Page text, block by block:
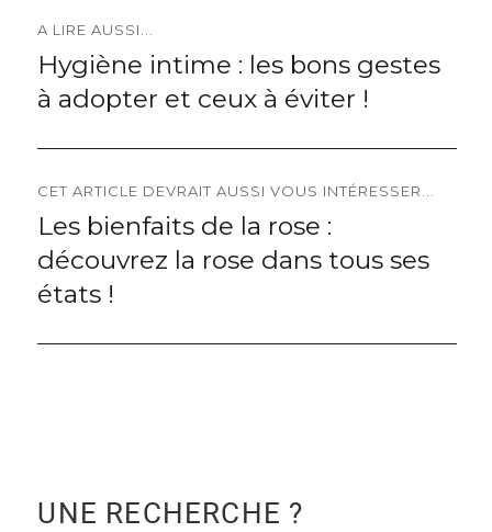
Navigation
de
A LIRE AUSSI...
Previous
post:
Hygiène intime : les bons gestes
à adopter et ceux à éviter !
CET ARTICLE DEVRAIT AUSSI VOUS INTÉRESSER...
Next
post:
Les bienfaits de la rose :
découvrez la rose dans tous ses
états !
UNE RECHERCHE ?